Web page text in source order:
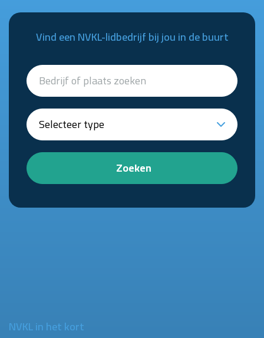
Vind een NVKL-lidbedrijf bij jou in de buurt
Zoeken
NVKL in het kort